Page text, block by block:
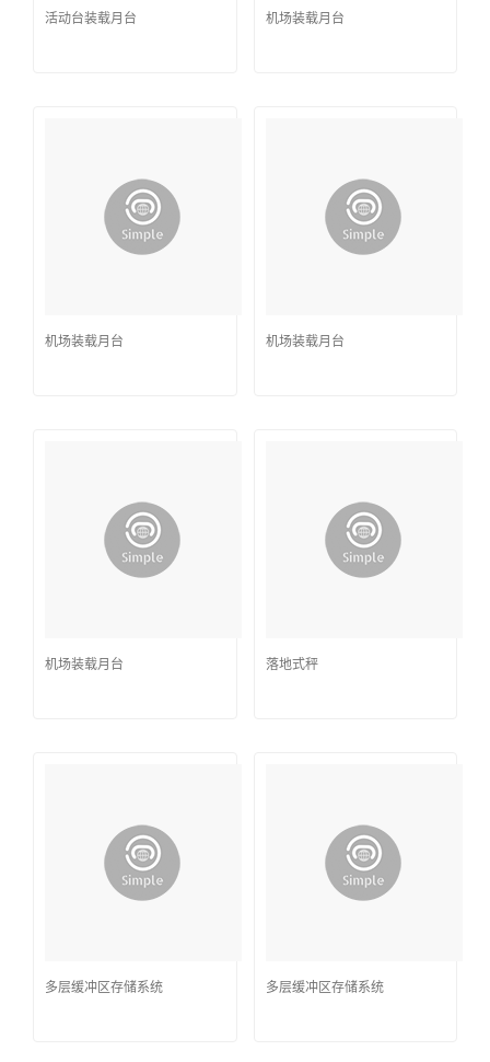
活动台装载月台 机场装载月台
机场装载月台 机场装载月台
机场装载月台 落地式秤
多层缓冲区存储系统 多层缓冲区存储系统